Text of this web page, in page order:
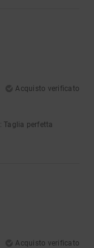
Acquisto verificato
: Taglia perfetta
Acquisto verificato